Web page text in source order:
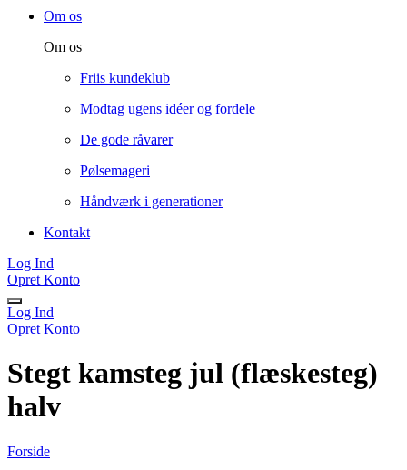
Om os
Om os
Friis kundeklub
Modtag ugens idéer og fordele
De gode råvarer
Pølsemageri
Håndværk i generationer
Kontakt
Log Ind
Opret Konto
Log Ind
Opret Konto
Stegt kamsteg jul (flæskesteg)
halv
Forside